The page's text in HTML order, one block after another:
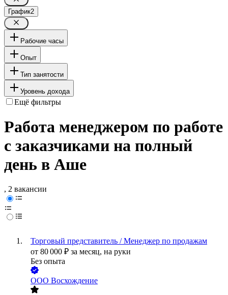
График2
Рабочие часы
Опыт
Тип занятости
Уровень дохода
Ещё фильтры
Работа менеджером по работе
с заказчиками на полный
день в Аше
, 2 вакансии
Торговый представитель / Менеджер по продажам
от 80 000 ₽ за месяц, на руки
Без опыта
ООО Восхождение